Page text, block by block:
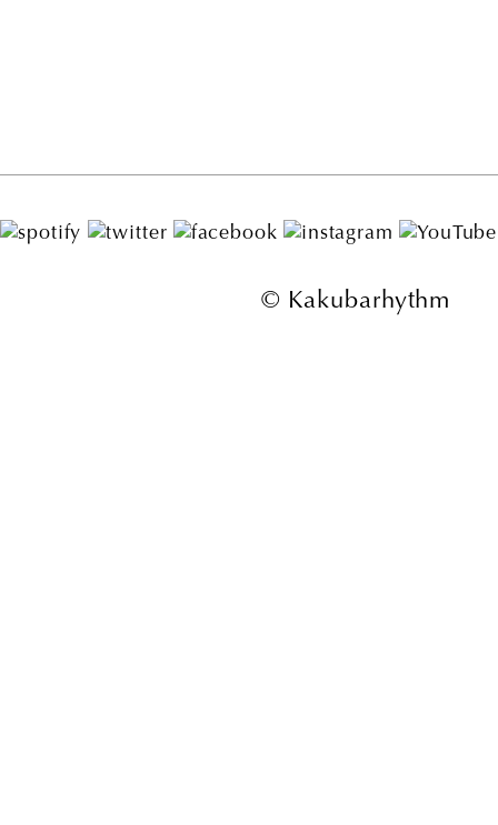
© Kakubarhythm